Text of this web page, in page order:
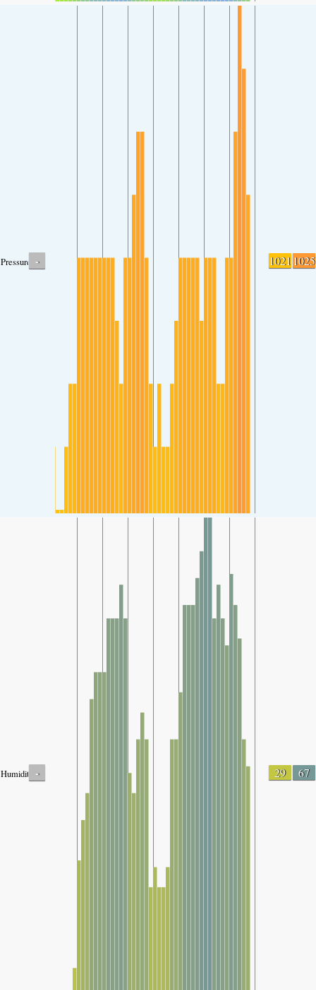
Pressure - 1021 1025
Humidity - 29 67